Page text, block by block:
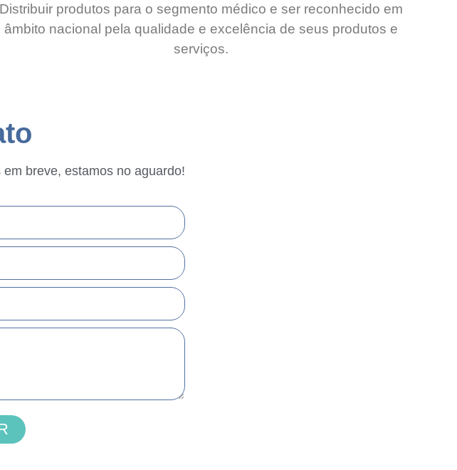
Distribuir produtos para o segmento médico e ser reconhecido em
âmbito nacional pela qualidade e excelência de seus produtos e
serviços.
breve, estamos no aguardo!